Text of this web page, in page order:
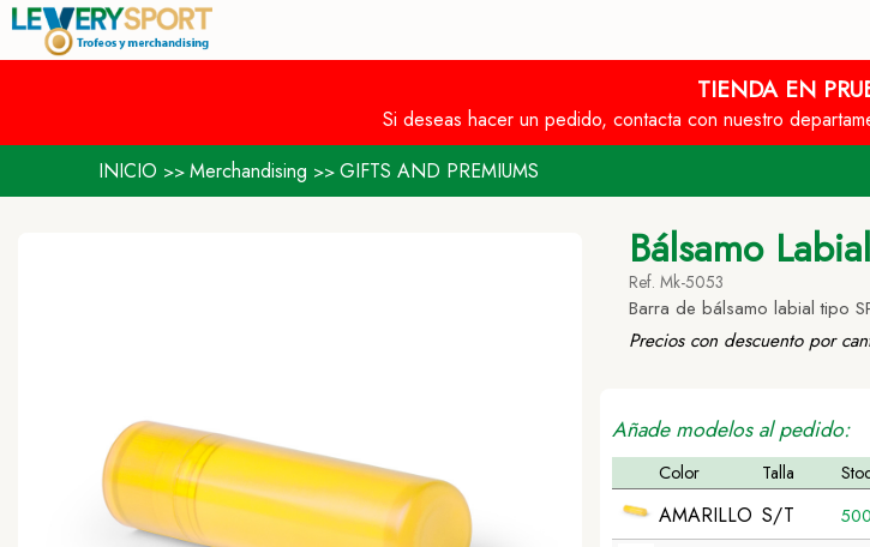
TIENDA EN
Si deseas hacer un pedido, contacta con nuestro
INICIO >> Merchandising >> GIFTS AND PREMIUMS
Bálsamo
Ref. Mk-5053
Barra de bálsamo labial tipo
Precios con descuento por
Añade modelos al pedido:
Color Talla
AMARILLO S/T